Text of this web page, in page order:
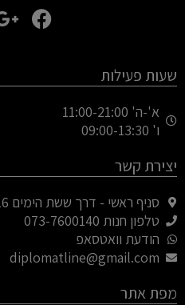
F
a
b
l
l
s
שעות פעילות
א'-ה' 11:00-21:00
ו' 09:00-13:30
יצירת קשר
סניף ראשי - דרך ששת הימים 16, בני ברק
טלפון חנות 073-7600140
הודעת וואטסאפ
diplomatline@gmail.com
מפת אתר